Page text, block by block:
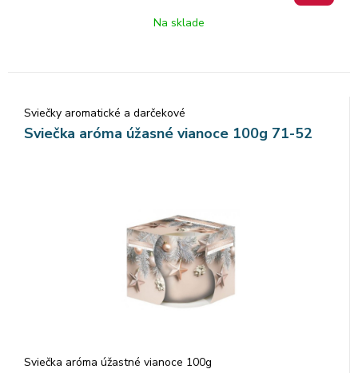
Na sklade
Sviečky aromatické a darčekové
Sviečka aróma úžasné vianoce 100g 71-52
Sviečka aróma úžastné vianoce 100g